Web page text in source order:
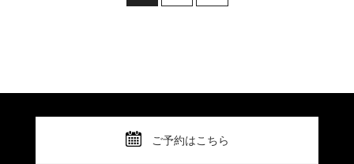
ご予約はこちら